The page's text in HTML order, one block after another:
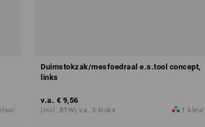
kleur
Duimstokzak/mesfoedraal e.s.tool concept,
links
v.a. € 9,56
(incl. BTW) v.a. 3 stuks 1 kleur